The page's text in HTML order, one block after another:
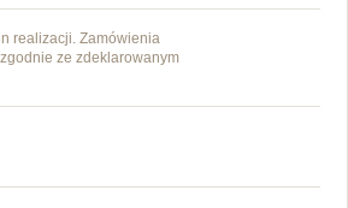
realizacji. Zamówienia
ze zdeklarowanym